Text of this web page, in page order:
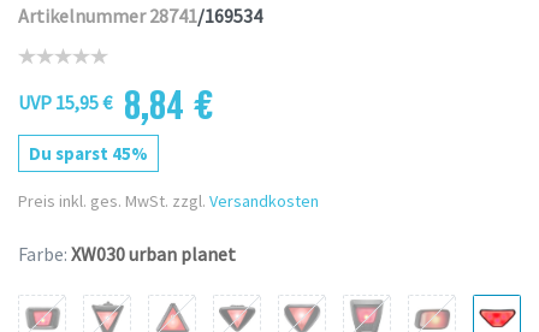
Artikelnummer 28741/169534
UVP 15,95 € 8,84 €
Du sparst 45%
Preis inkl. ges. MwSt. zzgl. Versandkosten
Farbe: XW030 urban planet